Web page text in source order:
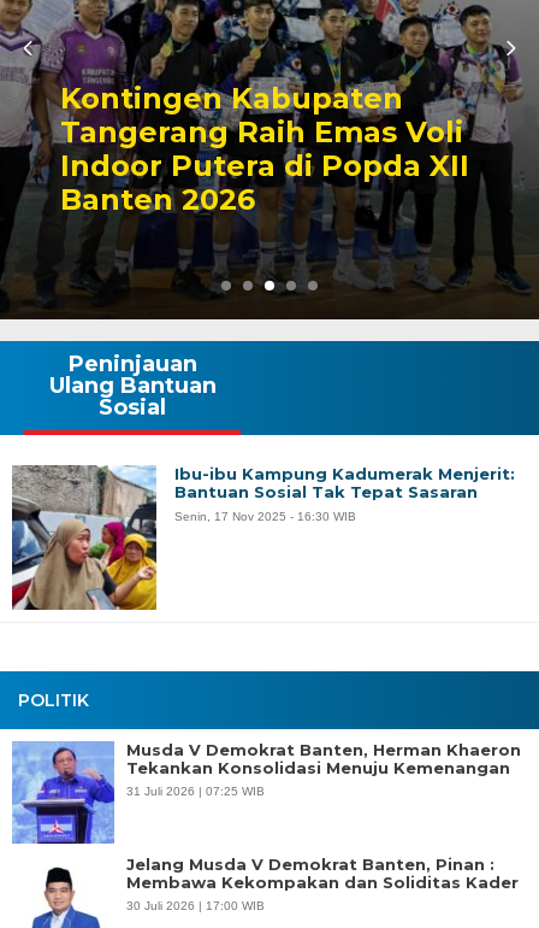
Kabupaten
Raih Emas Voli
Putera di Popda XII
2026
POLITIK
Musda V Demokrat Banten, Herman Khaeron
Tekankan Konsolidasi Menuju Kemenangan
31 Juli 2026 | 07:25 WIB
Jelang Musda V Demokrat Banten, Pinan :
Membawa Kekompakan dan Soliditas Kader
30 Juli 2026 | 17:00 WIB
Peninjauan
Ulang Bantuan
Sosial
Ibu-ibu Kampung Kadumerak Menjerit:
Bantuan Sosial Tak Tepat Sasaran
Senin, 17 Nov 2025 - 16:30 WIB